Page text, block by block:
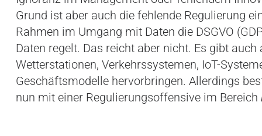
Grund ist aber auch die fehlende Regulierung
Rahmen im Umgang mit Daten die DSGVO
Daten regelt. Das reicht aber nicht. Es gibt
Wetterstationen, Verkehrssystemen, IoT-
Geschäftsmodelle hervorbringen. Allerdings
nun mit einer Regulierungsoffensive im Bereich